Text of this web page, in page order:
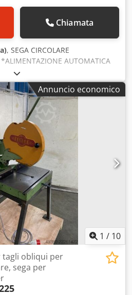
Chiamata
, SEGA CIRCOLARE
AUTOMATICA
Adgok *DIAMETRO DEL DISCO
Annuncio economico
1 / 10
tagli obliqui per
sega per